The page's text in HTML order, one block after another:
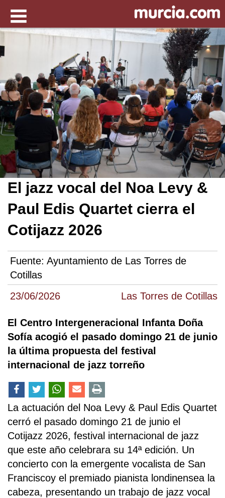
23/06/2026 Las Torres de Cotillas
El jazz vocal del Noa Levy &
Paul Edis Quartet cierra el
Cotijazz 2026
Fuente: Ayuntamiento de Las Torres de
Cotillas
El Centro Intergeneracional Infanta Doña
Sofía acogió el pasado domingo 21 de junio
la última propuesta del festival
internacional de jazz torreño
La actuación del Noa Levy & Paul Edis Quartet
cerró el pasado domingo 21 de junio el
Cotijazz 2026, festival internacional de jazz
que este año celebrara su 14ª edición. Un
concierto con la emergente vocalista de San
Franciscoy el premiado pianista londinensea la
cabeza, presentando un trabajo de jazz vocal